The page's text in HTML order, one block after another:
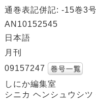
通巻表記併記: -15巻3
AN10152545
日本語
月刊
09157247
しにか編集室
シニカ ヘンシュウシツ